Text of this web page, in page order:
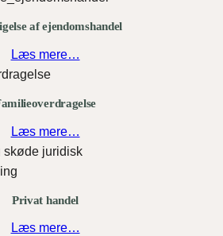
af ejendomshandel
Læs mere…
Læs mere…
Privat handel
Læs mere…